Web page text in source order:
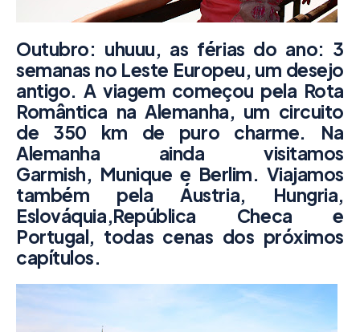
Outubro: uhuuu, as férias do ano: 3
semanas no Leste Europeu, um desejo
antigo. A viagem começou pela Rota
Romântica na Alemanha, um circuito
de 350 km de puro charme. Na
Alemanha ainda visitamos
Garmish, Munique e Berlim. Viajamos
também pela Áustria, Hungria,
Eslováquia,República Checa e
Portugal, todas cenas dos próximos
capítulos.